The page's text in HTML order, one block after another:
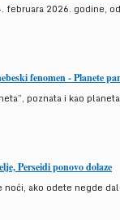
februara 2026. godine,
fenomen - Planete
poznata i kao
Perseidi ponovo dolaze
noći, ako odete negde